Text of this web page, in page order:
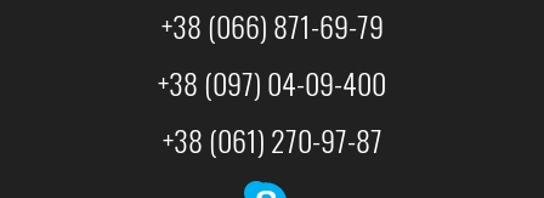
+38 (066) 871-69-79
+38 (097) 04-09-400
+38 (061) 270-97-87